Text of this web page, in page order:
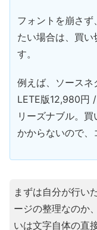
フォントを崩さ
たい場合は、買
す。
例えば、ソースネ
LETE版12,980円
リーズナブル。
かからないので、
まずは自分が行い
ージの整理なのか
いは文字自体の直